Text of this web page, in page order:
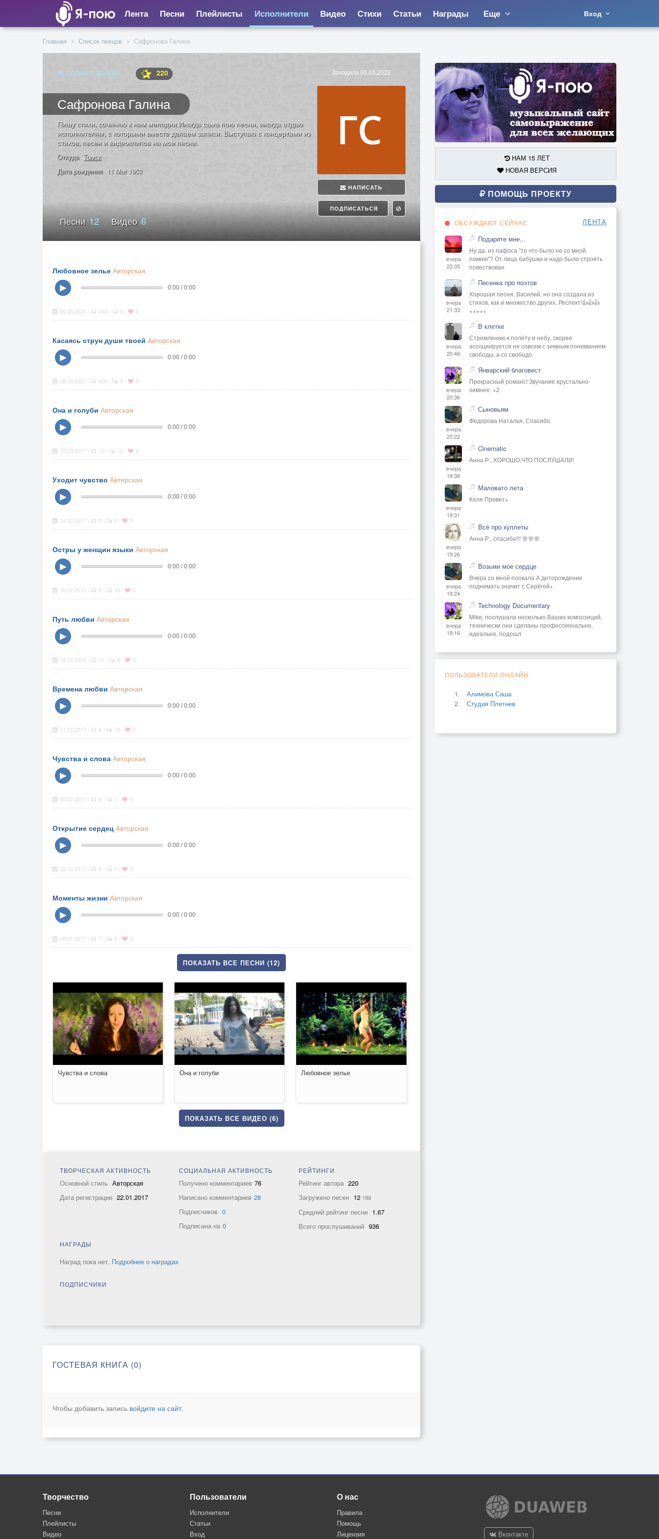
Лента Песни Плейлисты Исполнители Видео Стихи Статьи Награды Еще Вход
Главная Список певцов Сафронова Галина
ИСПОЛНИТЕЛЬНИЦА 220
Сафронова Галина
Заходила 05.05.2022
НАПИСАТЬ
ПОДПИСАТЬСЯ
Пишу стихи, сочиняю к ним мелодии.Иногда сама пою песни, иногда отдаю
исполнителям, с которыми вместе делаем записи. Выступаю с концертами из
стихов, песен и видеоклипов на мои песни.
Откуда Томск
Дата рождения 11 Mar 1953
Песни12 Видео6
Любовное зелье Авторская
▶
0:00 / 0:00
06.05.2021 243 0 0
Касаясь струн души твоей Авторская
▶
0:00 / 0:00
28.04.2021 626 0 0
Она и голуби Авторская
▶
0:00 / 0:00
15.03.2017 10 12 0
Уходит чувство Авторская
▶
0:00 / 0:00
24.02.2017 5 4 0
Остры у женщин языки Авторская
▶
0:00 / 0:00
19.02.2017 5 10 0
Путь любви Авторская
▶
0:00 / 0:00
14.02.2017 11 8 0
Времена любви Авторская
▶
0:00 / 0:00
11.02.2017 6 13 0
Чувства и слова Авторская
▶
0:00 / 0:00
05.02.2017 6 1 0
Открытие сердец Авторская
▶
0:00 / 0:00
02.02.2017 6 5 0
Моменты жизни Авторская
▶
0:00 / 0:00
29.01.2017 7 4 0
ПОКАЗАТЬ ВСЕ ПЕСНИ (12)
Чувства и слова Она и голуби Любовное зелье
ПОКАЗАТЬ ВСЕ ВИДЕО (6)
ТВОРЧЕСКАЯ АКТИВНОСТЬ
Основной стиль Авторская
Дата регистрации 22.01.2017
СОЦИАЛЬНАЯ АКТИВНОСТЬ
Получено комментариев 76
Написано комментариев 28
Подписчиков 0
Подписана на 0
РЕЙТИНГИ
Рейтинг автора 220
Загружено песен 12 188
Средний рейтинг песни 1.67
Всего прослушиваний 936
НАГРАДЫ
Наград пока нет. Подробнее о наградах
ПОДПИСЧИКИ
ГОСТЕВАЯ КНИГА (0)
Чтобы добавить запись войдите на сайт.
НАМ 15 ЛЕТ
НОВАЯ ВЕРСИЯ
ПОМОЩЬ ПРОЕКТУ
ОБСУЖДАЮТ СЕЙЧАС ЛЕНТА
вчера
22:05
Подарите мне...
Ну да, из пафоса "то что было не со мной
помню"? От лица бабушки и надо было строить
повествован
вчера
21:33
Песенка про поэтов
Хорошая песня, Василий, но она создана из
стихов, как и множество других. Респект!👍👍👍
+++++
вчера
20:46
В клетке
Стремлению к полёту и небу, скорее
ассоциируется не совсем с земным пониманием
свободы, а со свободо
вчера
20:36
Январский благовест
Прекрасный романс! Звучание хрустально-
зимнее. +2
вчера
20:22
Сыновьям
Фёдорова Наталья, Спасибо
вчера
19:38
Cinematic
Анна Р., ХОРОШО,ЧТО ПОСЛУШАЛИ!
вчера
19:31
Маловато лета
Коля Привет+
вчера
19:26
Всё про куплеты
Анна Р., спасибо!!! 🌸🌸🌸
вчера
19:24
Возьми мое сердце
Вчера со мной поокала А деторождение
поднимать значит с Серёгой+
вчера
19:16
Technology Documentary
Mike, послушала несколько Ваших композиций,
технически они сделаны профессионально,
идеально, подошл
ПОЛЬЗОВАТЕЛИ ОНЛАЙН
Алимова Саша
Студия Плетнев
Творчество
Песни
Плейлисты
Видео
Пользователи
Исполнители
Статьи
Вход
О нас
Правила
Помощь
Лицензия
Вконтакте